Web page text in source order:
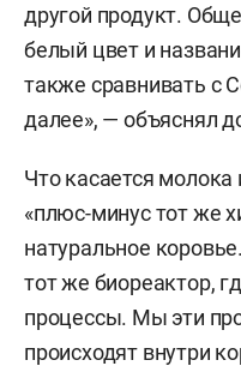
другой продукт.
белый цвет и
также сравнивать с
далее», — объяснял
Что касается молока
«плюс-минус тот же
натуральное
тот же биореактор,
процессы. Мы эти
происходят внутри